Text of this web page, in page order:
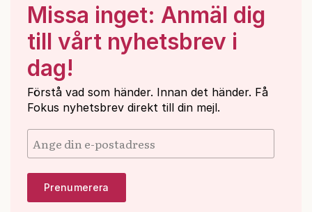
Missa inget: Anmäl dig
till vårt nyhetsbrev i
dag!
Förstå vad som händer. Innan det händer. Få
Fokus nyhetsbrev direkt till din mejl.